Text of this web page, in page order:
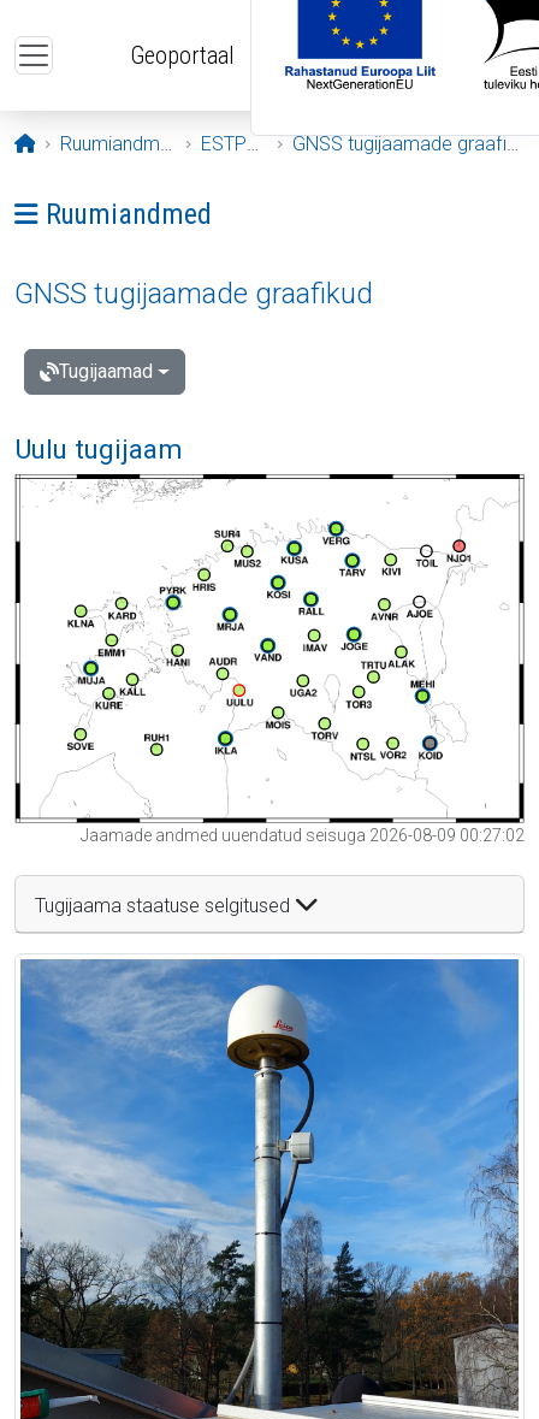
Geoportaal
Avaleht
Ruumiandmed ESTPOS GNSS tugijaamade graafikud
Ava menüü: Ruumiandmed
Ruumiandmed
GNSS tugijaamade graafikud
Tugijaamad
Uulu tugijaam
Jaamade andmed uuendatud seisuga 2026-08-09 00:27:02
Tugijaama staatuse selgitused